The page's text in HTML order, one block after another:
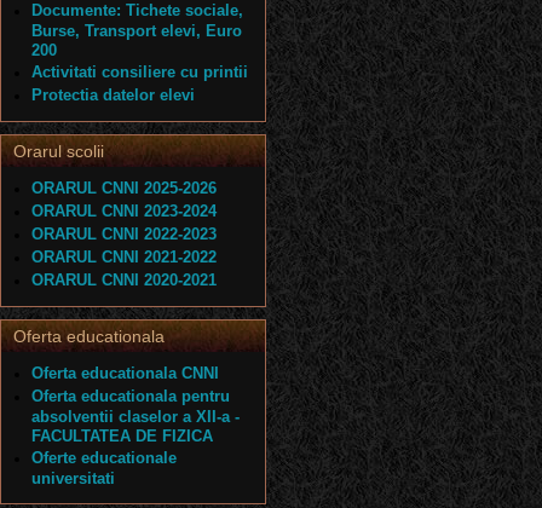
Documente: Tichete sociale,
Burse, Transport elevi, Euro
200
Activitati consiliere cu printii
Protectia datelor elevi
Orarul scolii
ORARUL CNNI 2025-2026
ORARUL CNNI 2023-2024
ORARUL CNNI 2022-2023
ORARUL CNNI 2021-2022
ORARUL CNNI 2020-2021
Oferta educationala
Oferta educationala CNNI
Oferta educationala pentru
absolventii claselor a XII-a -
FACULTATEA DE FIZICA
Oferte educationale
universitati